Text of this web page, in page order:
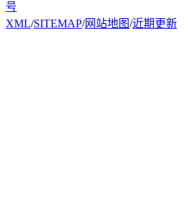
号
XML/SITEMAP/网站地图/近期更新